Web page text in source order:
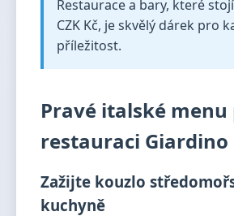
Restaurace a bary, které
CZK Kč, je skvělý dárek pro
příležitost.
Pravé italské menu
restauraci Giardino
Zažijte kouzlo
kuchyně